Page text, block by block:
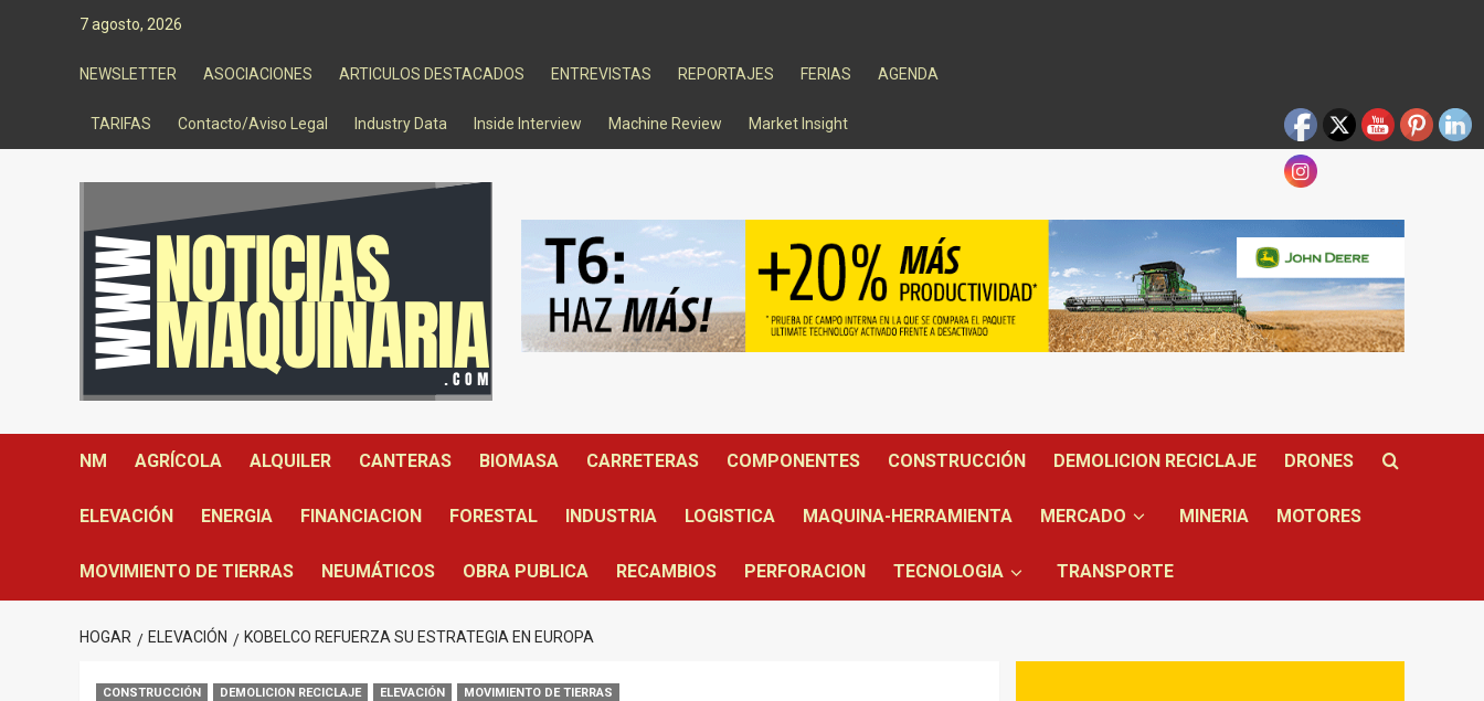
7 agosto, 2026
NEWSLETTER ASOCIACIONES ARTICULOS DESTACADOS ENTREVISTAS REPORTAJES FERIAS AGENDA
TARIFAS Contacto/Aviso Legal Industry Data Inside Interview Machine Review Market Insight
NM AGRÍCOLA ALQUILER CANTERAS BIOMASA CARRETERAS COMPONENTES CONSTRUCCIÓN DEMOLICION RECICLAJE DRONES
ELEVACIÓN ENERGIA FINANCIACION FORESTAL INDUSTRIA LOGISTICA MAQUINA-HERRAMIENTA MERCADO MINERIA MOTORES
MOVIMIENTO DE TIERRAS NEUMÁTICOS OBRA PUBLICA RECAMBIOS PERFORACION TECNOLOGIA TRANSPORTE
HOGAR ELEVACIÓN KOBELCO REFUERZA SU ESTRATEGIA EN EUROPA
CONSTRUCCIÓN DEMOLICION RECICLAJE ELEVACIÓN MOVIMIENTO DE TIERRAS